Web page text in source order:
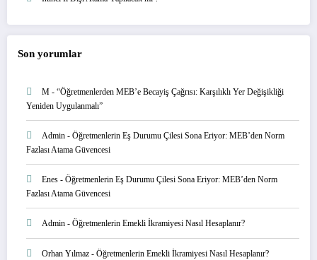
Son yorumlar
M - “Öğretmenlerden MEB’e Becayiş Çağrısı: Karşılıklı Yer Değişikliği
Yeniden Uygulanmalı”
Admin - Öğretmenlerin Eş Durumu Çilesi Sona Eriyor: MEB’den Norm
Fazlası Atama Güvencesi
Enes - Öğretmenlerin Eş Durumu Çilesi Sona Eriyor: MEB’den Norm
Fazlası Atama Güvencesi
Admin - Öğretmenlerin Emekli İkramiyesi Nasıl Hesaplanır?
Orhan Yılmaz - Öğretmenlerin Emekli İkramiyesi Nasıl Hesaplanır?